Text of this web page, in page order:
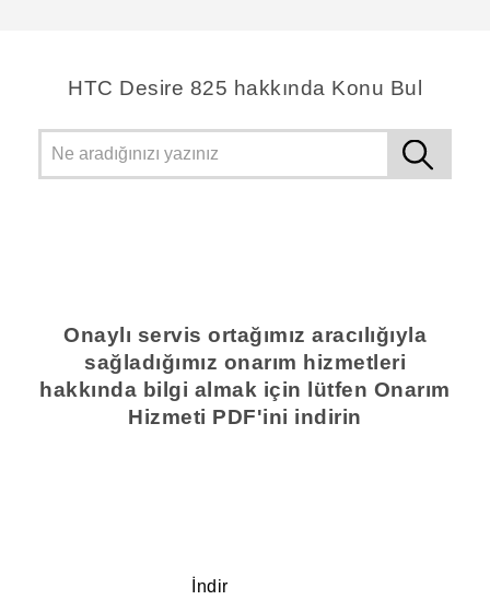
HTC Desire 825 hakkında Konu Bul
Onaylı servis ortağımız aracılığıyla
sağladığımız onarım hizmetleri
hakkında bilgi almak için lütfen Onarım
Hizmeti PDF'ini indirin
İndir